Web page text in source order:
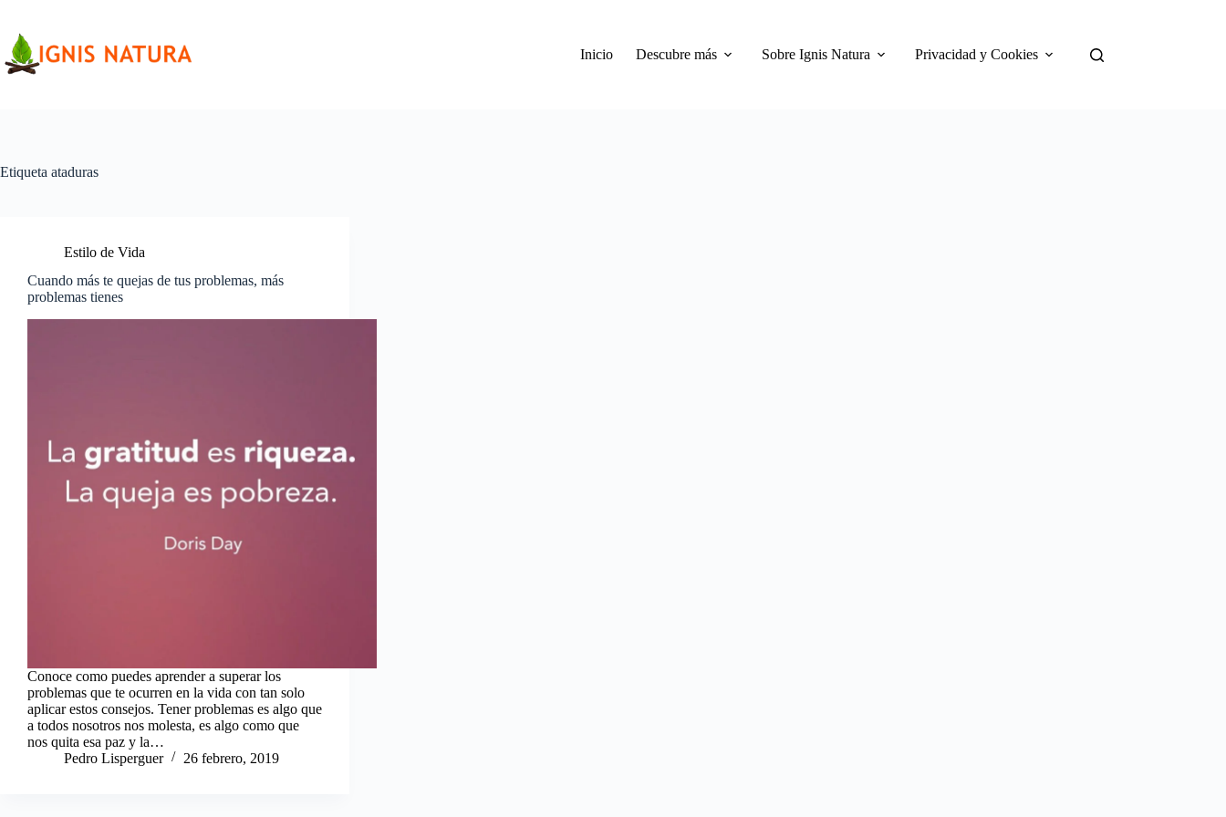
contenido
Inicio
Descubre más Sobre Ignis Natura Privacidad y Cookies
Etiqueta ataduras
Estilo de Vida
Cuando más te quejas de tus problemas, más
problemas tienes
Conoce como puedes aprender a superar los
problemas que te ocurren en la vida con tan solo
aplicar estos consejos. Tener problemas es algo que
a todos nosotros nos molesta, es algo como que
nos quita esa paz y la…
Pedro Lisperguer
26 febrero, 2019